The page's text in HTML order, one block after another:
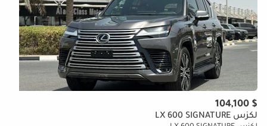
$ 104,100
لكزس LX 600 SIGNATURE